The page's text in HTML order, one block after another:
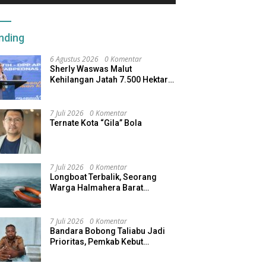
6 Agustus 2026 0 Komentar
Sherly Waswas Malut
Kehilangan Jatah 7.500 Hektare
7 Juli 2026 0 Komentar
Ternate Kota “Gila” Bola
7 Juli 2026 0 Komentar
Longboat Terbalik, Seorang
Warga Halmahera Barat
7 Juli 2026 0 Komentar
Bandara Bobong Taliabu Jadi
Prioritas, Pemkab Kebut